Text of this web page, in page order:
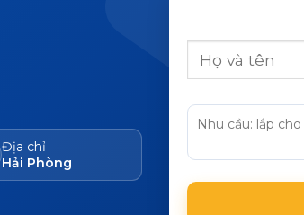
Địa chỉ
Hải Phòng